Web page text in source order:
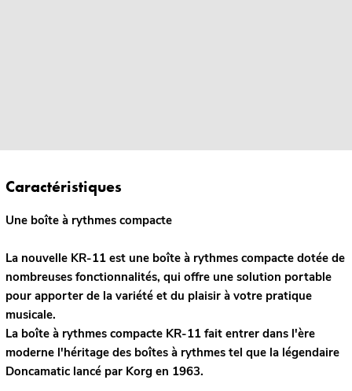
Caractéristiques
Une boîte à rythmes compacte
La nouvelle KR-11 est une boîte à rythmes compacte dotée de
nombreuses fonctionnalités, qui offre une solution portable
pour apporter de la variété et du plaisir à votre pratique
musicale.
La boîte à rythmes compacte KR-11 fait entrer dans l'ère
moderne l'héritage des boîtes à rythmes tel que la légendaire
Doncamatic lancé par Korg en 1963.